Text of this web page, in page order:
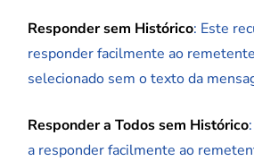
Responder sem Histórico: Este
responder facilmente ao
selecionado sem o texto da
Responder a Todos sem Histórico
a responder facilmente ao